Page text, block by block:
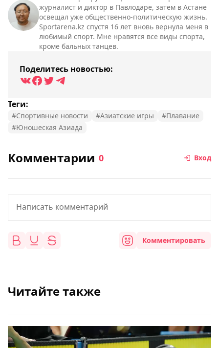
журналист и диктор в Павлодаре, затем в Астане
освещал уже общественно-политическую жизнь.
Sportarena.kz спустя 16 лет вновь вернула меня в
любимый спорт. Мне нравятся все виды спорта,
кроме бальных танцев.
Поделитесь новостью:
Теги:
#Спортивные новости #Азиатские игры
#Плавание
#Юношеская Азиада
Комментарии 0 Вход
Комментировать
Читайте также